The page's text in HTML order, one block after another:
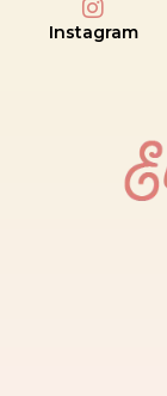
Instagram